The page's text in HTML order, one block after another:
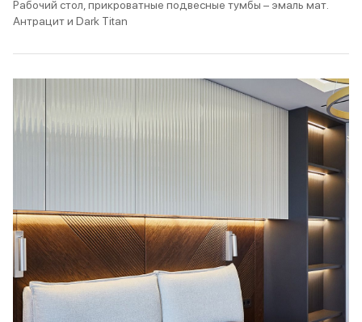
Рабочий стол, прикроватные подвесные тумбы – эмаль мат.
Антрацит и Dark Titan